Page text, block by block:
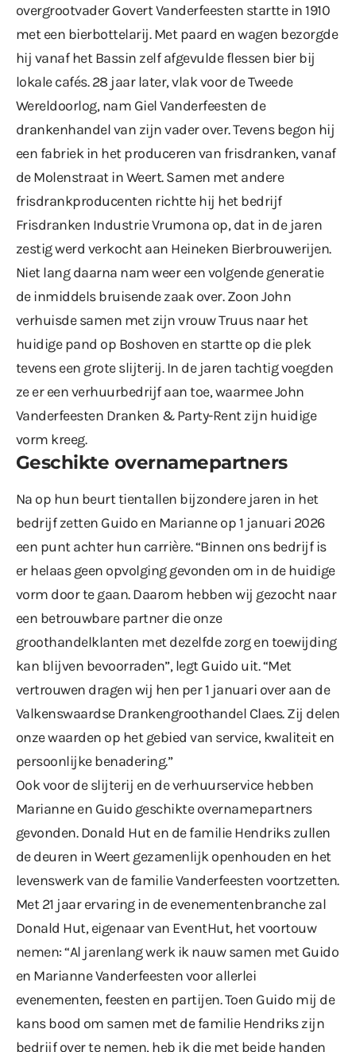
overgrootvader Govert Vanderfeesten startte in 1910
met een bierbottelarij. Met paard en wagen bezorgde
hij vanaf het Bassin zelf afgevulde flessen bier bij
lokale cafés. 28 jaar later, vlak voor de Tweede
Wereldoorlog, nam Giel Vanderfeesten de
drankenhandel van zijn vader over. Tevens begon hij
een fabriek in het produceren van frisdranken, vanaf
de Molenstraat in Weert. Samen met andere
frisdrankproducenten richtte hij het bedrijf
Frisdranken Industrie Vrumona op, dat in de jaren
zestig werd verkocht aan Heineken Bierbrouwerijen.
Niet lang daarna nam weer een volgende generatie
de inmiddels bruisende zaak over. Zoon John
verhuisde samen met zijn vrouw Truus naar het
huidige pand op Boshoven en startte op die plek
tevens een grote slijterij. In de jaren tachtig voegden
ze er een verhuurbedrijf aan toe, waarmee John
Vanderfeesten Dranken & Party-Rent zijn huidige
vorm kreeg.
Geschikte overnamepartners
Na op hun beurt tientallen bijzondere jaren in het
bedrijf zetten Guido en Marianne op 1 januari 2026
een punt achter hun carrière. “Binnen ons bedrijf is
er helaas geen opvolging gevonden om in de huidige
vorm door te gaan. Daarom hebben wij gezocht naar
een betrouwbare partner die onze
groothandelklanten met dezelfde zorg en toewijding
kan blijven bevoorraden”, legt Guido uit. “Met
vertrouwen dragen wij hen per 1 januari over aan de
Valkenswaardse Drankengroothandel Claes. Zij delen
onze waarden op het gebied van service, kwaliteit en
persoonlijke benadering.”
Ook voor de slijterij en de verhuurservice hebben
Marianne en Guido geschikte overnamepartners
gevonden. Donald Hut en de familie Hendriks zullen
de deuren in Weert gezamenlijk openhouden en het
levenswerk van de familie Vanderfeesten voortzetten.
Met 21 jaar ervaring in de evenementenbranche zal
Donald Hut, eigenaar van EventHut, het voortouw
nemen: “Al jarenlang werk ik nauw samen met Guido
en Marianne Vanderfeesten voor allerlei
evenementen, feesten en partijen. Toen Guido mij de
kans bood om samen met de familie Hendriks zijn
bedrijf over te nemen, heb ik die met beide handen